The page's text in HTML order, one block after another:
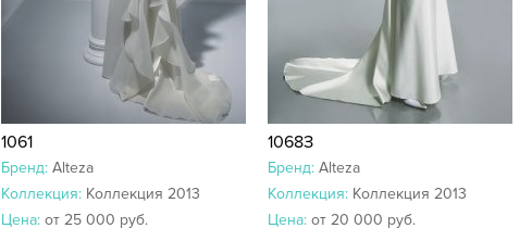
1061
Бренд: Alteza
Коллекция: Коллекция 2013
Цена: от 25 000 руб.
1068З
Бренд: Alteza
Коллекция: Коллекция 2013
Цена: от 20 000 руб.